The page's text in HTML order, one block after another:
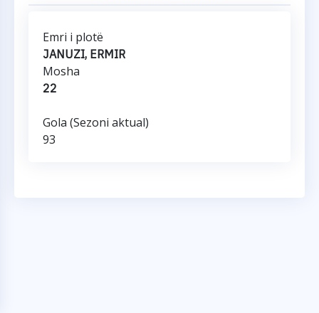
Emri i plotë
JANUZI, ERMIR
Mosha
22
Gola (Sezoni aktual)
93